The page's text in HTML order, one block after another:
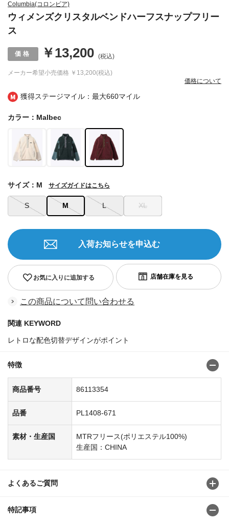
獲得ステージマイル：最大660マイル
Columbia(コロンビア)
ウィメンズクリスタルベンドハーフスナップフリー
ス
メーカー希望小売価格 ￥13,200(税込)
￥13,200 (税込)
価格について
カラー：Malbec
S M L XL
サイズ：M サイズガイドはこちら
お気に入りに追加する
入荷お知らせを申込む
この商品について問い合わせる
関連 KEYWORD
レトロな配色切替デザインがポイント
特徴
商品番号 86113354
品番 PL1408-671
素材・生産国
MTRフリース(ポリエステル100%)
生産国：CHINA
よくあるご質問
特記事項